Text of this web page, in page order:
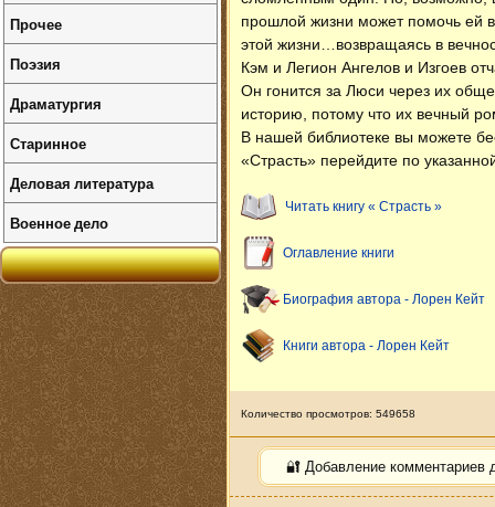
прошлой жизни может помочь ей
этой жизни…возвращаясь в
Кэм и Легион Ангелов и Изгоев
Он гонится за Люси через их
историю, потому что их вечный
В нашей библиотеке вы можете
«Страсть» перейдите по
Читать книгу « Страсть »
Оглавление книги
Биография автора - Лорен Кейт
Книги автора - Лорен Кейт
Количество просмотров: 549658
🔐 Добавление комментариев
Прочее
Поэзия
Драматургия
Старинное
Деловая литература
Военное дело